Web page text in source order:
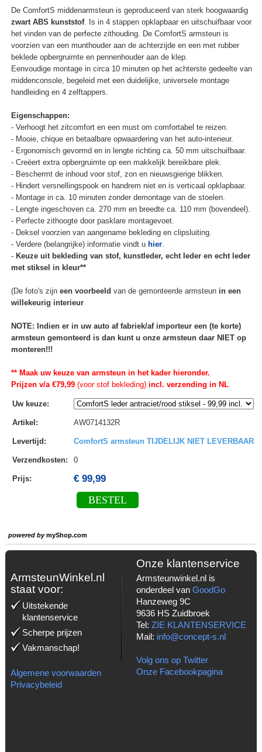
De ComfortS middenarmsteun is geproduceerd van sterk hoogwaardig
zwart ABS kunststof. Is in 4 stappen opklapbaar en uitschuifbaar voor
het vinden van de perfecte zithouding. De ComfortS armsteun is
voorzien van een munthouder aan de achterzijde en een met rubber
beklede opbergruimte en pennenhouder aan de klep.
Eenvoudige montage in circa 10 minuten op het achterste gedeelte van
middenconsole, begeleid met een duidelijke, universele montage
handleiding en 4 zelftappers.
Eigenschappen:
- Verhoogt het zitcomfort en een must om comfortabel te reizen.
- Mooie, chique en betaalbare opwaardering van het auto-interieur.
- Ergonomisch gevormd en in lengte richting ca. 50 mm uitschuifbaar.
- Creëert extra opbergruimte op een makkelijk bereikbare plek.
- Beschermt de inhoud voor stof, zon en nieuwsgierige blikken.
- Hindert versnellingspook en handrem niet en is verticaal opklapbaar.
- Montage in ca. 10 minuten zonder demontage van de stoelen.
- Lengte ingeschoven ca. 270 mm en breedte ca. 110 mm (bovendeel).
- Perfecte zithoogte door pasklare montagevoet.
- Deksel voorzien van aangename bekleding en clipsluiting.
- Verdere (belangrijke) informatie vindt u hier.
- Keuze uit bekleding van stof, kunstleder, echt leder en echt leder
met stiksel in kleur**
(De foto's zijn een voorbeeld van de gemonteerde armsteun in een
willekeurig interieur
NOTE: Indien er in uw auto af fabriek/af importeur een (te korte)
armsteun gemonteerd is dan kunt u onze armsteun daar NIET op
monteren!!!
** Maak uw keuze van armsteun in het kader hieronder.
Prijzen v/a €79,99(voor stof bekleding)incl. verzending in NL.
Uw keuze:
Artikel : AW0714132R
Levertijd : ComfortS armsteun TIJDELIJK NIET LEVERBAAR
Verzendkosten: 0
Prijs: € 99,99
BESTEL
powered bymyShop.com
ArmsteunWinkel.nl
staat voor:
Uitstekende
klantenservice
Scherpe prijzen
Vakmanschap!
Algemene voorwaarden
Privacybeleid
Onze klantenservice
Armsteunwinkel.nl is
onderdeel van GoodGo
Hanzeweg 9C
9636 HS Zuidbroek
Tel: ZIE KLANTENSERVICE
Mail: info@concept-s.nl
Volg ons op Twitter
Onze Facebookpagina